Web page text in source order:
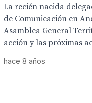
La recién nacida
de Comunicación en
Asamblea General
acción y las próximas
hace 8 años